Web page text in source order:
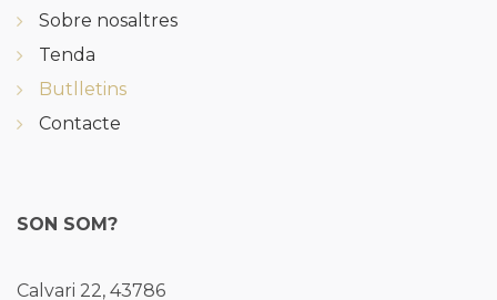
Sobre nosaltres
Tenda
Butlletins
Contacte
SON SOM?
Calvari 22, 43786